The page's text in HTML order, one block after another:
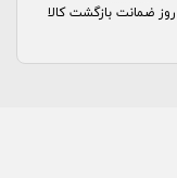
ضمانت بازگشت کالا